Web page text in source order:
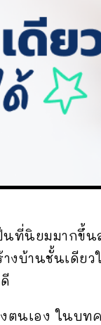
นที่นิยมมากขึ้น
งบ้านชั้นเดียว
นเอง ในบท